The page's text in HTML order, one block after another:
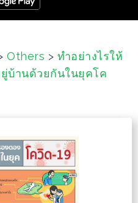
Others > ทำอย่างไรให้
บ้านด้วยกันในยุคโค